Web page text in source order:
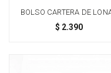
BOLSO CARTERA DE
MARRÓN
$ 2.390